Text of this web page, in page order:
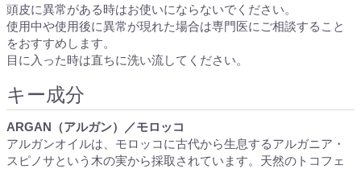
頭皮に異常がある時はお使いにならないでください。
使用中や使用後に異常が現れた場合は専門医にご相談すること
をおすすめします。
目に入った時は直ちに洗い流してください。
キー成分
ARGAN（アルガン）／モロッコ
アルガンオイルは、モロッコに古代から生息するアルガニア・
スピノサという木の実から採取されています。天然のトコフェ